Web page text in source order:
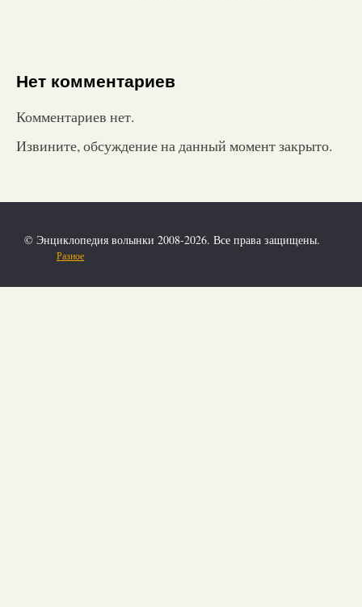
Нет комментариев
Комментариев нет.
Извините, обсуждение на данный момент закрыто.
© Энциклопедия волынки 2008-2026. Все права защищены.
Разное